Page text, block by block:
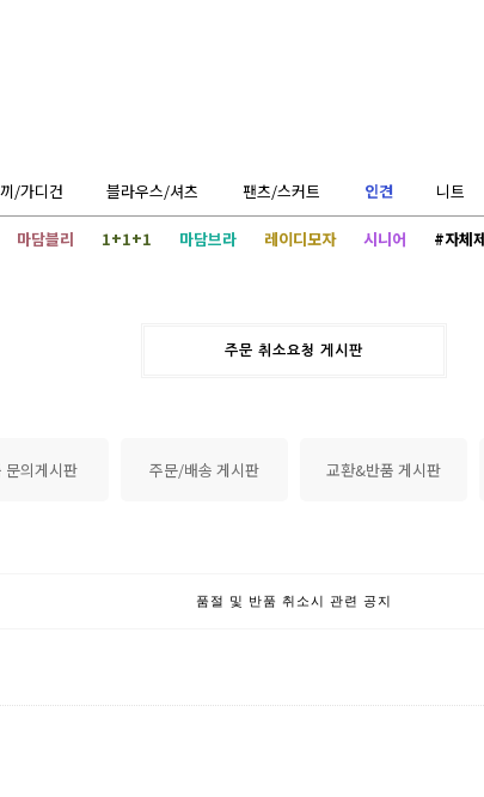
/가디건 블라우스/셔츠 팬츠/스커트 인견 니트
마담블리 1+1+1 마담브라 레이디모자 시니어 #자체
주문 취소요청 게시판
문의게시판 주문/배송 게시판 교환&반품 게시판
품절 및 반품 취소시 관련 공지